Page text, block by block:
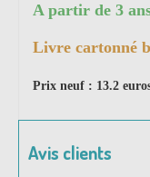
A partir de 3
Livre cartonné
Prix neuf : 13.2
Avis clients